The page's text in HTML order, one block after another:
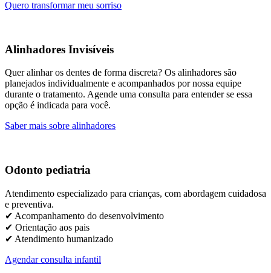
Quero transformar meu sorriso
Alinhadores Invisíveis
Quer alinhar os dentes de forma discreta? Os alinhadores são
planejados individualmente e acompanhados por nossa equipe
durante o tratamento. Agende uma consulta para entender se essa
opção é indicada para você.
Saber mais sobre alinhadores
Odonto pediatria
Atendimento especializado para crianças, com abordagem cuidadosa
e preventiva.
✔ Acompanhamento do desenvolvimento
✔ Orientação aos pais
✔ Atendimento humanizado
Agendar consulta infantil